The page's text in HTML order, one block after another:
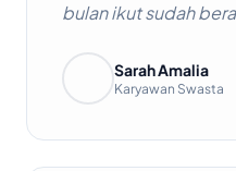
bulan ikut sudah
Sarah Amalia
Karyawan Swasta